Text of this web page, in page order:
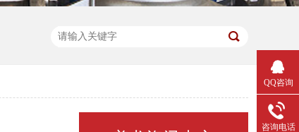
QQ咨询
咨询电话